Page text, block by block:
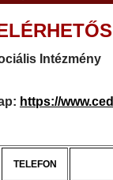
Intézmény
https://
TELEFON